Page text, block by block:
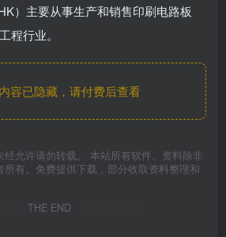
）主要从事生产和销售印刷电路板
程行业。
容已隐藏，请付费后查看
允许请勿转载。 本站所有软件、资料除非
所有。免费提供下载，部分收取资料整理和
THE END